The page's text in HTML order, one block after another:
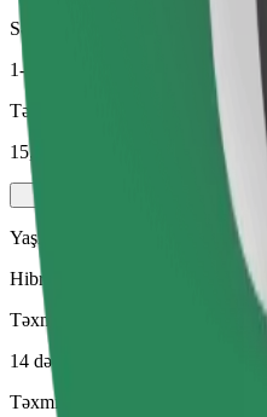
Sərnişin
1-4
Təxmini qiymət
15,70 €
Yaşıl
Hibrid və elektrikli nəqliyyat
Təxmini səfər vaxtı
14 dəq
Təxmini məsafə